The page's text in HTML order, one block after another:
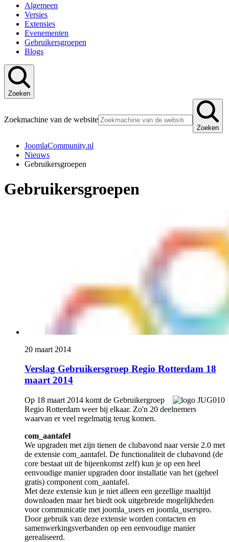
Algemeen
Versies
Extensies
Evenementen
Gebruikersgroepen
Blogs
Zoeken
Zoekmachine van de website
Zoeken
JoomlaCommunity.nl
Nieuws
Gebruikersgroepen
Gebruikersgroepen
20 maart 2014
Verslag Gebruikersgroep Regio Rotterdam 18
maart 2014
Op 18 maart 2014 komt de Gebruikergroep
Regio Rotterdam weer bij elkaar. Zo'n 20 deelnemers
waarvan er veel regelmatig terug komen.
com_aantafel
We upgraden met zijn tienen de clubavond naar versie 2.0 met
de extensie com_aantafel. De functionaliteit de clubavond (de
core bestaat uit de bijeenkomst zelf) kun je op een heel
eenvoudige manier upgraden door installatie van het (geheel
gratis) component com_aantafel.
Met deze extensie kun je niet alleen een gezellige maaltijd
downloaden maar het biedt ook uitgebreide mogelijkheden
voor communicatie met joomla_users en joomla_userspro.
Door gebruik van deze extensie worden contacten en
samenwerkingsverbanden op een eenvoudige manier
gerealiseerd.